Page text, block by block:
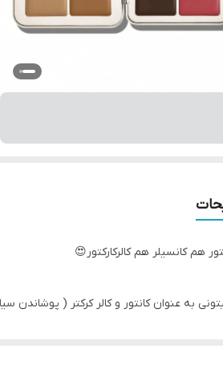
هم کانسیلر هم کالرکارکتور😍
به عنوان کانتور و کالر کرکتر ( پوشاندن